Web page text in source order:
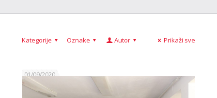
Kategorije Oznake Autor Prikaži sve
01/09/2020